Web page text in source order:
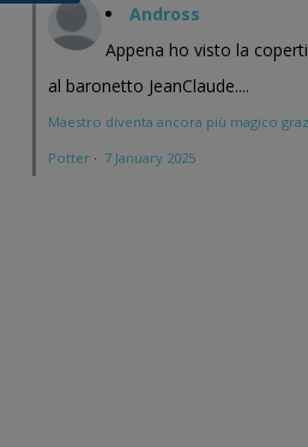
Andross
Appena ho visto la
al baronetto JeanClaude....
Maestro diventa ancora più magico
Potter · 7 January 2025